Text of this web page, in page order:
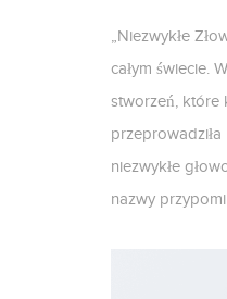
„Niezwykłe
całym świecie.
stworzeń, które
niezwykłe
nazwy